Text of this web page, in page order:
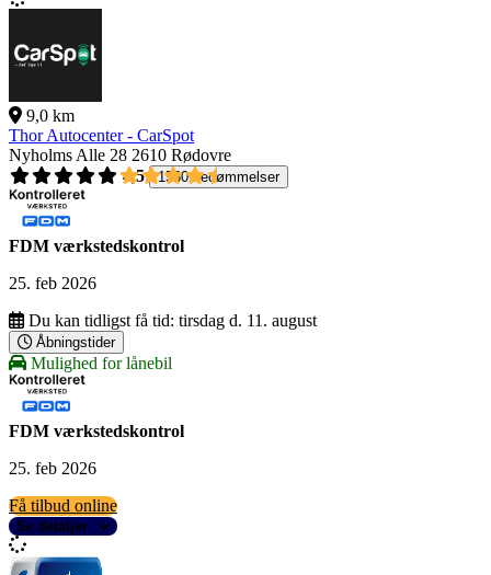
9,0 km
Thor Autocenter - CarSpot
Nyholms Alle 28 2610 Rødovre
4,5
1560 bedømmelser
FDM værkstedskontrol
25. feb 2026
Du kan tidligst få tid: tirsdag d. 11. august
Åbningstider
Mulighed for lånebil
FDM værkstedskontrol
25. feb 2026
Få tilbud online
Se detaljer